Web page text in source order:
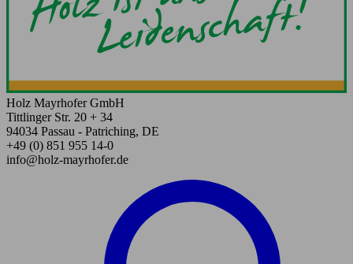
Holz Mayrhofer GmbH
Tittlinger Str. 20 + 34
94034 Passau - Patriching, DE
+49 (0) 851 955 14-0
info@holz-mayrhofer.de